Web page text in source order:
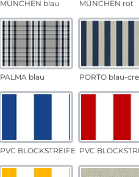
MÜNCHEN blau MÜNCHEN rot
PALMA blau PORTO blau-
PVC BLOCKSTREIFEN blau
PVC